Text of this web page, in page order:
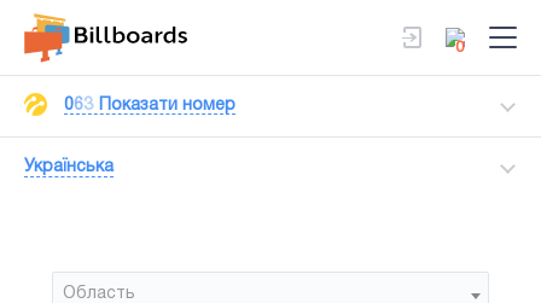
0
063 Показати номер
Українська
Область